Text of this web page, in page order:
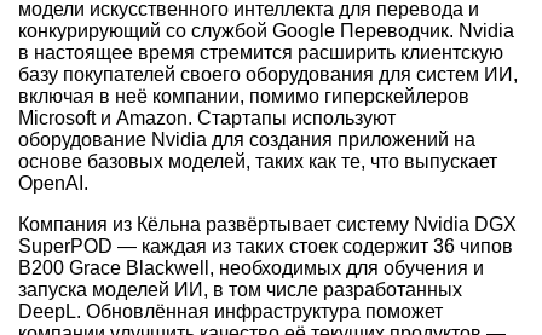
модели искусственного интеллекта для перевода и
конкурирующий со службой Google Переводчик. Nvidia
в настоящее время стремится расширить клиентскую
базу покупателей своего оборудования для систем ИИ,
включая в неё компании, помимо гиперскейлеров
Microsoft и Amazon. Стартапы используют
оборудование Nvidia для создания приложений на
основе базовых моделей, таких как те, что выпускает
OpenAI.
Компания из Кёльна развёртывает систему Nvidia DGX
SuperPOD — каждая из таких стоек содержит 36 чипов
B200 Grace Blackwell, необходимых для обучения и
запуска моделей ИИ, в том числе разработанных
DeepL. Обновлённая инфраструктура поможет